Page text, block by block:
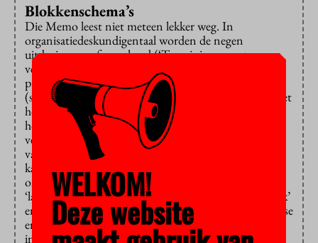
Blokkenschema’s
Die Memo leest niet meteen lekker weg. In
organisatiedeskundigentaal worden de negen
uitdagingen geformuleerd (‘Te weinig concrete
vertaling van de strategische prioriteiten naar de
praktijk’; ‘Ontoereikende beschikbaarheid van
(stuur)informatie’, enzovoort. Om die uitdagingen het
hoofd te bieden is er een ‘scope’ van vier
hoofdelementen samengesteld. Samengevat: heldere
verantwoordelijkheden, gewenst gedrag en
vaardigheden, diepgaande samenwerking, duidelijke
kaders. En daar volgen dan weer 20 oplossingen uit,
onderverdeeld in vier categorieën (‘nu aanpakken’,
‘later aanpakken’, ‘samenbrengen met lopende aanpak’
en ‘misschien aanpakken, maar na een probleemanalyse
en verscherping van de scope’). Dit alles weergegeven
in grote blokkenschema’s.
WELKOM!
Deze website